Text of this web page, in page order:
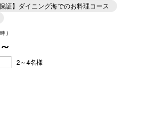
証】ダイニング海でのお料理コース
)
～
2～4名様